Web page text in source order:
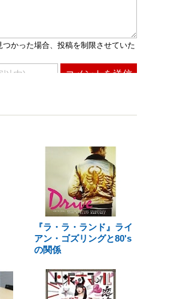
『ラ・ラ・ランド』ライ
アン・ゴズリングと80's
の関係